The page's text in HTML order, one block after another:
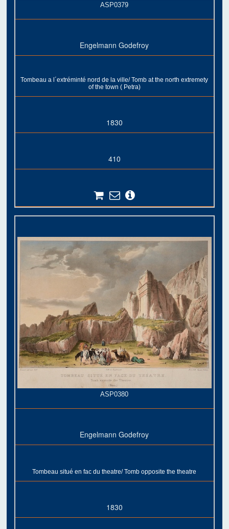
ASP0379
Engelmann Godefroy
Tombeau a l´extréminté nord de la ville/ Tomb at the north extremety
of the town ( Petra)
1830
410
ASP0380
Engelmann Godefroy
Tombeau situé en fac du theatre/ Tomb opposite the theatre
1830